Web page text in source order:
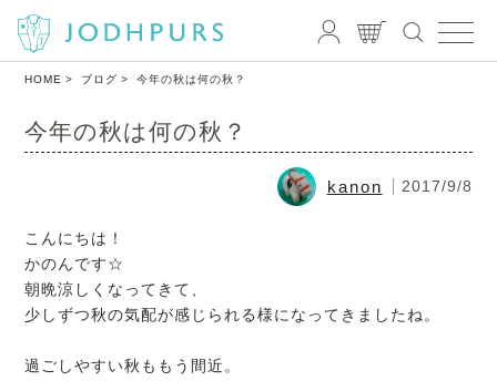
HOME ブログ 今年の秋は何の秋？
今年の秋は何の秋？
kanon 2017/9/8
こんにちは！
かのんです☆
朝晩涼しくなってきて、
少しずつ秋の気配が感じられる様になってきましたね。
過ごしやすい秋ももう間近。